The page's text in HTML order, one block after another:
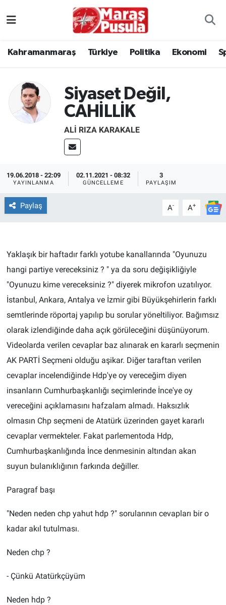
Kahramanmaraş Türkiye Politika Ekonomi
Siyaset Değil,
CAHİLLİK
ALI RIZA KARAKALE
19.06.2018 - 22:09
YAYINLANMA
02.11.2021 - 08:32
GÜNCELLEME
3
PAYLAŞIM
Paylaş A- A+
Yaklaşık bir haftadır farklı yotube kanallarında "Oyunuzu
hangi partiye vereceksiniz ? " ya da soru değişikliğiyle
"Oyunuzu kime vereceksiniz ?" diyerek mikrofon uzatılıyor.
İstanbul, Ankara, Antalya ve İzmir gibi Büyükşehirlerin farklı
semtlerinde röportaj yapılıp bu sorular yöneltiliyor. Bağımsız
olarak izlendiğinde daha açık görüleceğini düşünüyorum.
Videolarda verilen cevaplar baz alınarak en kararlı seçmenin
AK PARTİ Seçmeni olduğu aşikar. Diğer taraftan verilen
cevaplar incelendiğinde Hdp'ye oy vereceğim diyen
insanların Cumhurbaşkanlığı seçimlerinde İnce'ye oy
vereceğini açıklamasını hafzalam almadı. Haksızlık
olmasın Chp seçmeni de Atatürk üzerinden gayet kararlı
cevaplar vermekteler. Fakat parlementoda Hdp,
Cumhurbaşkanlığında İnce denmesinin altından akan
suyun bulanıklığının farkında değiller.
Paragraf başı
"Neden neden chp yahut hdp ?" sorularının cevapları bir o
kadar akıl tutulması.
Neden chp ?
- Çünkü Atatürkçüyüm
Neden hdp ?
Türkiye
Politika
Dünya
İlçeler
MAGAZİN
Bilim, Teknoloji
ASAYİŞ
HABERDE İNSAN
EĞİTİM
Bölge
İstanbul Namaz Vakitleri
İstanbul Trafik Yoğunluk Haritası
Süper Lig Puan Durumu ve Fikstür